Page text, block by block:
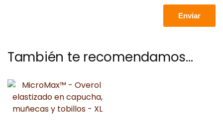
También te recomendamos…